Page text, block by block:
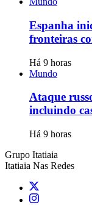
Espanha
fronteiras
Há 9 horas
Mundo
Ataque
incluindo
Há 9 horas
Grupo Itatiaia
Itatiaia Nas Redes